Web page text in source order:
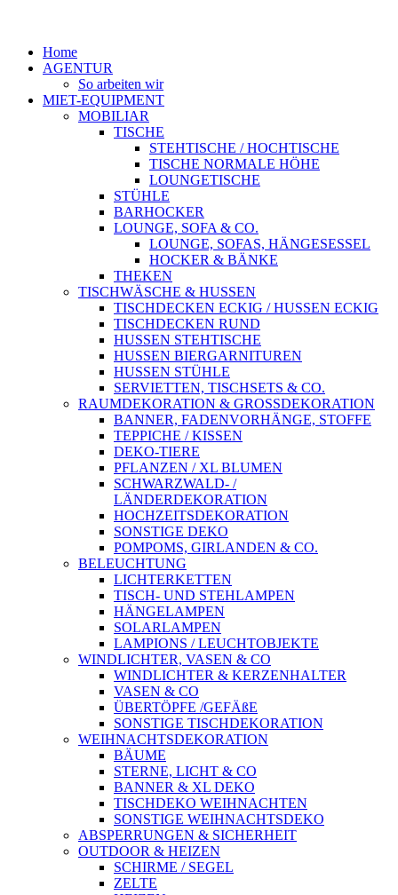
Home
AGENTUR
So arbeiten wir
MIET-EQUIPMENT
MOBILIAR
TISCHE
STEHTISCHE / HOCHTISCHE
TISCHE NORMALE HÖHE
LOUNGETISCHE
STÜHLE
BARHOCKER
LOUNGE, SOFA & CO.
LOUNGE, SOFAS, HÄNGESESSEL
HOCKER & BÄNKE
THEKEN
TISCHWÄSCHE & HUSSEN
TISCHDECKEN ECKIG / HUSSEN ECKIG
TISCHDECKEN RUND
HUSSEN STEHTISCHE
HUSSEN BIERGARNITUREN
HUSSEN STÜHLE
SERVIETTEN, TISCHSETS & CO.
RAUMDEKORATION & GROSSDEKORATION
BANNER, FADENVORHÄNGE, STOFFE
TEPPICHE / KISSEN
DEKO-TIERE
PFLANZEN / XL BLUMEN
SCHWARZWALD- /
LÄNDERDEKORATION
HOCHZEITSDEKORATION
SONSTIGE DEKO
POMPOMS, GIRLANDEN & CO.
BELEUCHTUNG
LICHTERKETTEN
TISCH- UND STEHLAMPEN
HÄNGELAMPEN
SOLARLAMPEN
LAMPIONS / LEUCHTOBJEKTE
WINDLICHTER, VASEN & CO
WINDLICHTER & KERZENHALTER
VASEN & CO
ÜBERTÖPFE /GEFÄßE
SONSTIGE TISCHDEKORATION
WEIHNACHTSDEKORATION
BÄUME
STERNE, LICHT & CO
BANNER & XL DEKO
TISCHDEKO WEIHNACHTEN
SONSTIGE WEIHNACHTSDEKO
ABSPERRUNGEN & SICHERHEIT
OUTDOOR & HEIZEN
SCHIRME / SEGEL
ZELTE